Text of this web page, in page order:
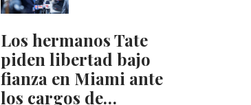
Los hermanos Tate
piden libertad bajo
fianza en Miami ante
los cargos de…